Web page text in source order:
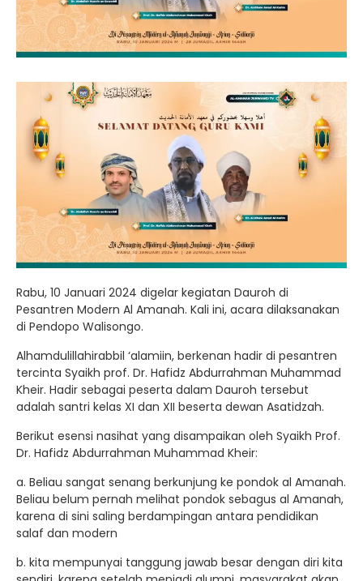
Rabu, 10 Januari 2024 digelar kegiatan Dauroh di
Pesantren Modern Al Amanah. Kali ini, acara dilaksanakan
di Pendopo Walisongo.
Alhamdulillahirabbil ‘alamiin, berkenan hadir di pesantren
tercinta Syaikh prof. Dr. Hafidz Abdurrahman Muhammad
Kheir. Hadir sebagai peserta dalam Dauroh tersebut
adalah santri kelas XI dan XII beserta dewan Asatidzah.
Berikut esensi nasihat yang disampaikan oleh Syaikh Prof.
Dr. Hafidz Abdurrahman Muhammad Kheir:
a. Beliau sangat senang berkunjung ke pondok al Amanah.
Beliau belum pernah melihat pondok sebagus al Amanah,
karena di sini saling berdampingan antara pendidikan
salaf dan modern
b. kita mempunyai tanggung jawab besar dengan diri kita